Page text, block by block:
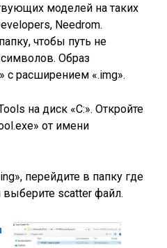
моделей на таких
Needrom.
чтобы путь не
Образ
с расширением «.img».
на диск «C:». Откройте
от имени
перейдите в папку где
выберите scatter файл.